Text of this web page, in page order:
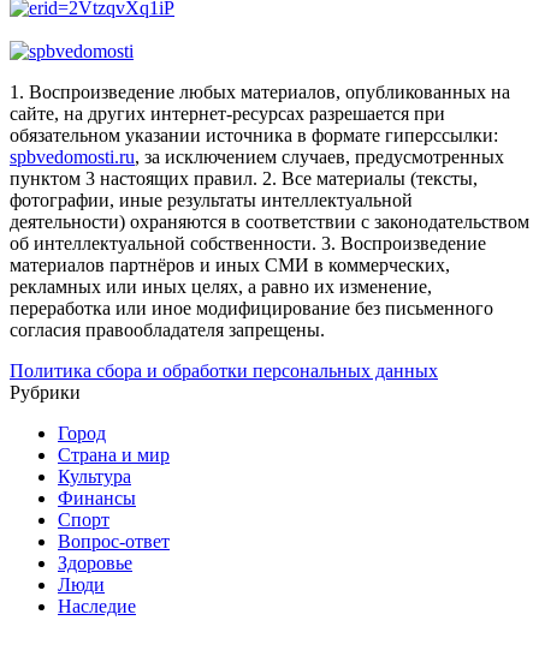
1. Воспроизведение любых материалов, опубликованных на
сайте, на других интернет-ресурсах разрешается при
обязательном указании источника в формате гиперссылки:
spbvedomosti.ru, за исключением случаев, предусмотренных
пунктом 3 настоящих правил. 2. Все материалы (тексты,
фотографии, иные результаты интеллектуальной
деятельности) охраняются в соответствии с законодательством
об интеллектуальной собственности. 3. Воспроизведение
материалов партнёров и иных СМИ в коммерческих,
рекламных или иных целях, а равно их изменение,
переработка или иное модифицирование без письменного
согласия правообладателя запрещены.
Политика сбора и обработки персональных данных
Рубрики
Город
Страна и мир
Культура
Финансы
Спорт
Вопрос-ответ
Здоровье
Люди
Наследие